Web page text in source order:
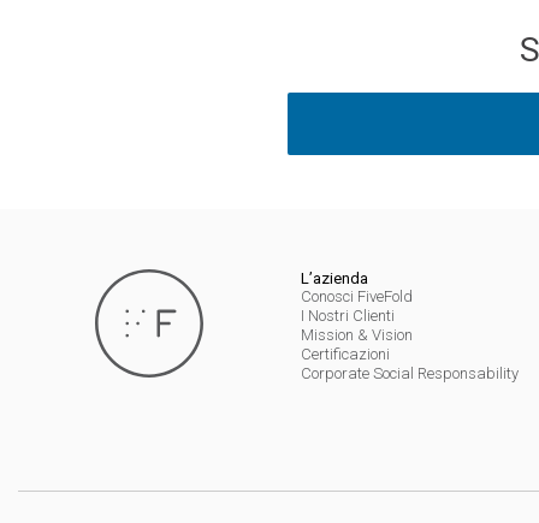
L’azienda
Conosci FiveFold
I Nostri Clienti
Mission & Vision
Certificazioni
Corporate Social Responsability